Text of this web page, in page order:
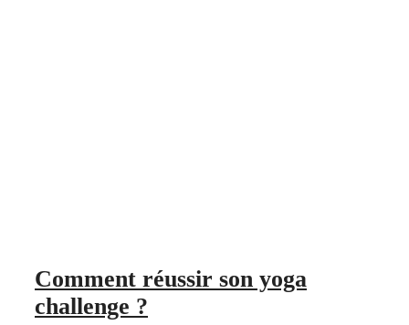
Comment réussir son yoga
challenge ?